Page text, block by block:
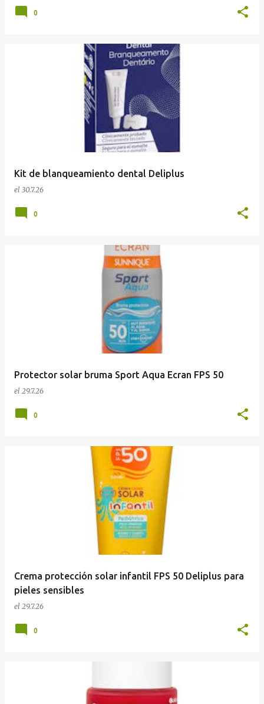
0
Kit de blanqueamiento dental Deliplus
el 30.7.26
0
Protector solar bruma Sport Aqua Ecran FPS 50
el 29.7.26
0
Crema protección solar infantil FPS 50 Deliplus para
pieles sensibles
el 29.7.26
0